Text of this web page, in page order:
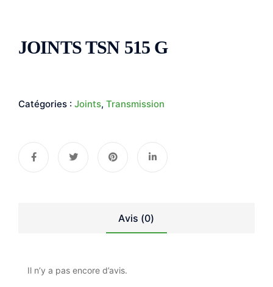
JOINTS TSN 515 G
Catégories : Joints, Transmission
Avis (0)
Il n’y a pas encore d’avis.